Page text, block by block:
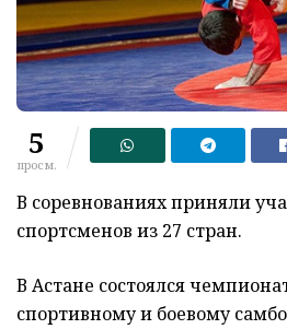
5
просм.
В соревнованиях приняли
спортсменов из 27 стран.
В Астане состоялся
спортивному и боевому